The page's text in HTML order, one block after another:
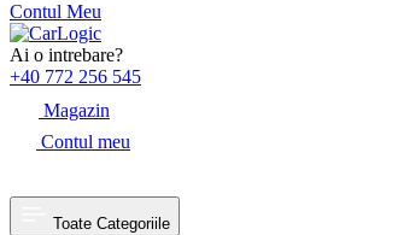
Contul Meu
Skip
to
content
Ai o intrebare?
+40 772 256 545
Magazin
Contul meu
Toate Categoriile